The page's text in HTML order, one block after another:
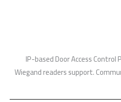
IP-based Door Access
Wiegand readers support.